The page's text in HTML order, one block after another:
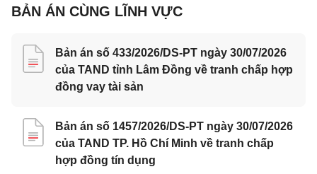
BẢN ÁN CÙNG LĨNH VỰC
Bản án số 433/2026/DS-PT ngày 30/07/2026
của TAND tỉnh Lâm Đồng về tranh chấp hợp
đồng vay tài sản
Bản án số 1457/2026/DS-PT ngày 30/07/2026
của TAND TP. Hồ Chí Minh về tranh chấp
hợp đồng tín dụng